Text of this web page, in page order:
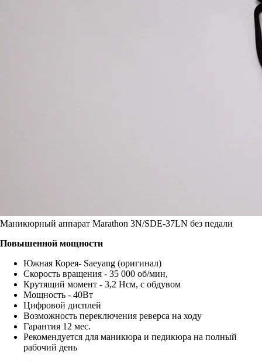
Маникюрный аппарат Marathon 3N/SDE-37LN без педали
Повышенной мощности
Южная Корея- Saeyang (оригинал)
Скорость вращения - 35 000 об/мин,
Крутящий момент - 3,2 Нсм, с обдувом
Мощность - 40Вт
Цифровой дисплей
Возможность переключения реверса на ходу
Гарантия 12 мес.
Рекомендуется для маникюра и педикюра на полный
рабочий день